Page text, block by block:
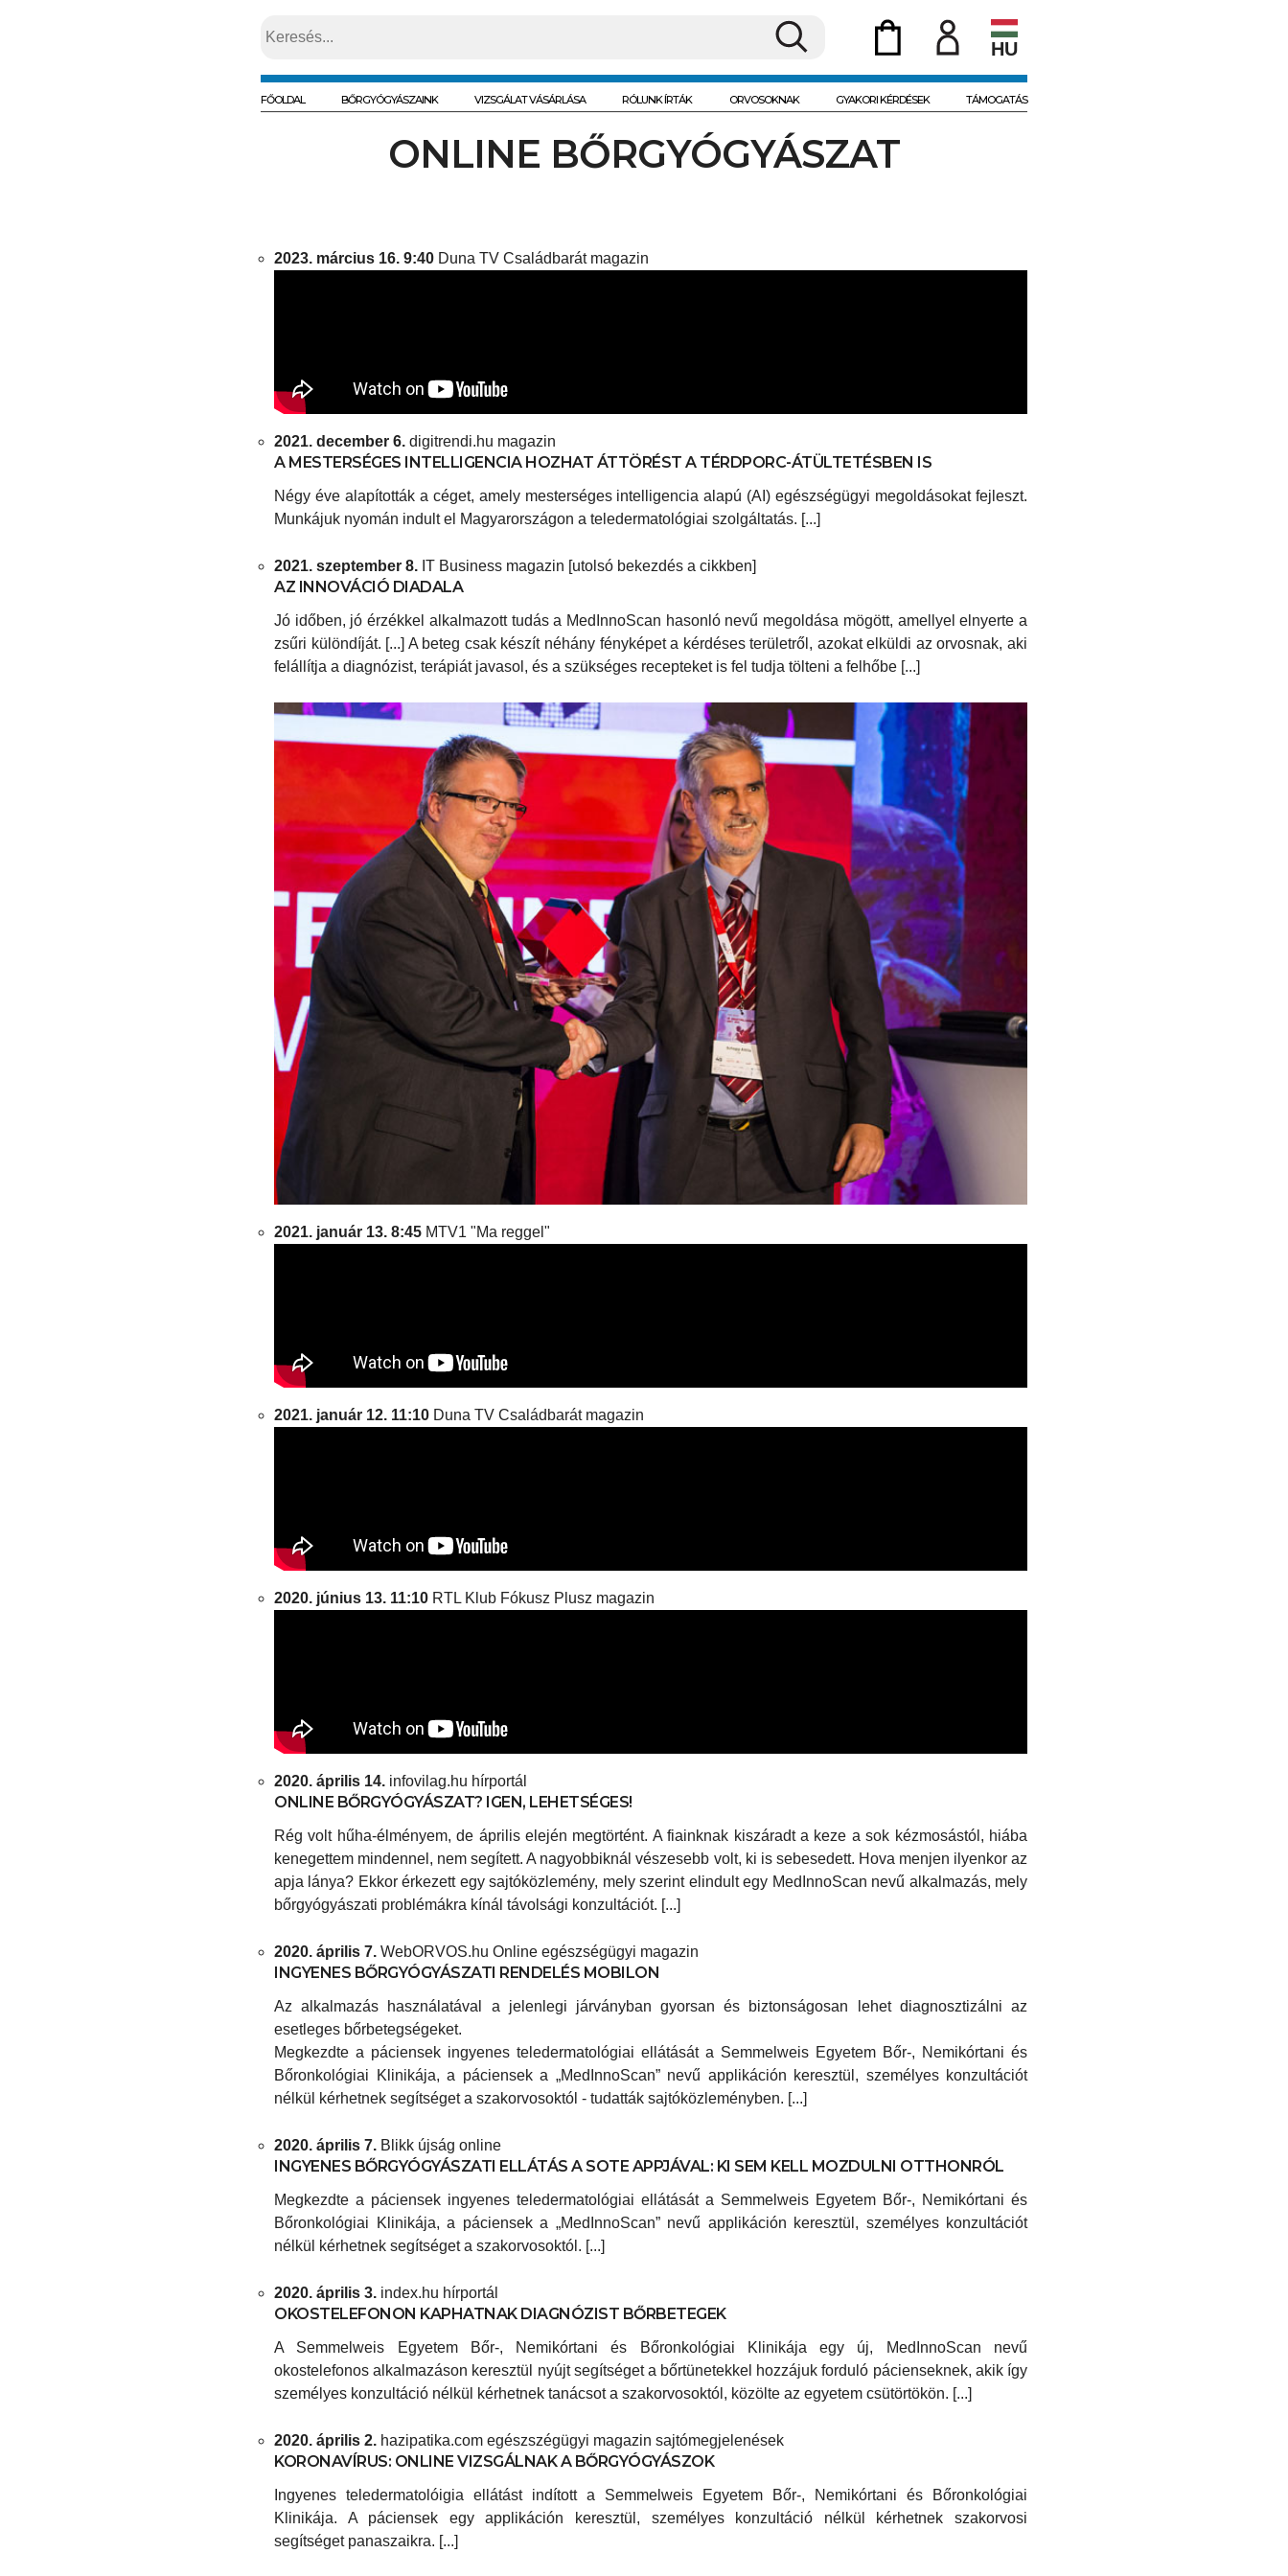
HU
FŐOLDAL BŐRGYÓGYÁSZAINK VIZSGÁLAT VÁSÁRLÁSA RÓLUNK ÍRTÁK ORVOSOKNAK GYAKORI KÉRDÉSEK TÁMOGATÁS
ONLINE BŐRGYÓGYÁSZAT
2023. március 16. 9:40 Duna TV Családbarát magazin
2021. december 6. digitrendi.hu magazin
A MESTERSÉGES INTELLIGENCIA HOZHAT ÁTTÖRÉST A TÉRDPORC-ÁTÜLTETÉSBEN IS
Négy éve alapították a céget, amely mesterséges intelligencia alapú (AI) egészségügyi megoldásokat fejleszt.
Munkájuk nyomán indult el Magyarországon a teledermatológiai szolgáltatás. [...]
2021. szeptember 8. IT Business magazin [utolsó bekezdés a cikkben]
AZ INNOVÁCIÓ DIADALA
Jó időben, jó érzékkel alkalmazott tudás a MedInnoScan hasonló nevű megoldása mögött, amellyel elnyerte a
zsűri különdíját. [...] A beteg csak készít néhány fényképet a kérdéses területről, azokat elküldi az orvosnak, aki
felállítja a diagnózist, terápiát javasol, és a szükséges recepteket is fel tudja tölteni a felhőbe [...]
2021. január 13. 8:45 MTV1 "Ma reggel"
2021. január 12. 11:10 Duna TV Családbarát magazin
2020. június 13. 11:10 RTL Klub Fókusz Plusz magazin
2020. április 14. infovilag.hu hírportál
ONLINE BŐRGYÓGYÁSZAT? IGEN, LEHETSÉGES!
Rég volt hűha-élményem, de április elején megtörtént. A fiainknak kiszáradt a keze a sok kézmosástól, hiába
kenegettem mindennel, nem segített. A nagyobbiknál vészesebb volt, ki is sebesedett. Hova menjen ilyenkor az
apja lánya? Ekkor érkezett egy sajtóközlemény, mely szerint elindult egy MedInnoScan nevű alkalmazás, mely
bőrgyógyászati problémákra kínál távolsági konzultációt. [...]
2020. április 7. WebORVOS.hu Online egészségügyi magazin
INGYENES BŐRGYÓGYÁSZATI RENDELÉS MOBILON
Az alkalmazás használatával a jelenlegi járványban gyorsan és biztonságosan lehet diagnosztizálni az
esetleges bőrbetegségeket.
Megkezdte a páciensek ingyenes teledermatológiai ellátását a Semmelweis Egyetem Bőr-, Nemikórtani és
Bőronkológiai Klinikája, a páciensek a „MedInnoScan” nevű applikáción keresztül, személyes konzultációt
nélkül kérhetnek segítséget a szakorvosoktól - tudatták sajtóközleményben. [...]
2020. április 7. Blikk újság online
INGYENES BŐRGYÓGYÁSZATI ELLÁTÁS A SOTE APPJÁVAL: KI SEM KELL MOZDULNI OTTHONRÓL
Megkezdte a páciensek ingyenes teledermatológiai ellátását a Semmelweis Egyetem Bőr-, Nemikórtani és
Bőronkológiai Klinikája, a páciensek a „MedInnoScan” nevű applikáción keresztül, személyes konzultációt
nélkül kérhetnek segítséget a szakorvosoktól. [...]
2020. április 3. index.hu hírportál
OKOSTELEFONON KAPHATNAK DIAGNÓZIST BŐRBETEGEK
A Semmelweis Egyetem Bőr-, Nemikórtani és Bőronkológiai Klinikája egy új, MedInnoScan nevű
okostelefonos alkalmazáson keresztül nyújt segítséget a bőrtünetekkel hozzájuk forduló pácienseknek, akik így
személyes konzultáció nélkül kérhetnek tanácsot a szakorvosoktól, közölte az egyetem csütörtökön. [...]
2020. április 2. hazipatika.com egészszégügyi magazin sajtómegjelenések
KORONAVÍRUS: ONLINE VIZSGÁLNAK A BŐRGYÓGYÁSZOK
Ingyenes teledermatolóigia ellátást indított a Semmelweis Egyetem Bőr-, Nemikórtani és Bőronkológiai
Klinikája. A páciensek egy applikáción keresztül, személyes konzultáció nélkül kérhetnek szakorvosi
segítséget panaszaikra. [...]